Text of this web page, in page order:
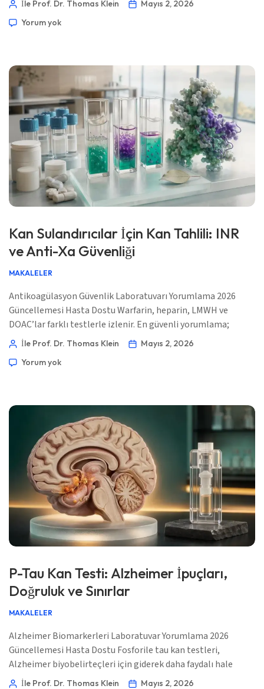
gerektiğini bilmektir. 📖 ~11 dakika 📅 2 Mayıs 2026 📝
İle Prof. Dr. Thomas Klein
Mayıs 2, 2026
Yorum yok
Kan Sulandırıcılar İçin Kan Tahlili: INR
ve Anti-Xa Güvenliği
MAKALELER
Antikoagülasyon Güvenlik Laboratuvarı Yorumlama 2026
Güncellemesi Hasta Dostu Warfarin, heparin, LMWH ve
DOAC’lar farklı testlerle izlenir. En güvenli yorumlama;
zamanlama, böbrek fonksiyonu, kanama belirtileri ve ilacın
Yayınlandı: 2 Mayıs 2026 🩺 Tıbbi Olarak İncelendi: 2 Mayıs
İle Prof. Dr. Thomas Klein
Mayıs 2, 2026
Yorum yok
P-Tau Kan Testi: Alzheimer İpuçları,
Doğruluk ve Sınırlar
MAKALELER
Alzheimer Biomarkerleri Laboratuvar Yorumlama 2026
Güncellemesi Hasta Dostu Fosforile tau kan testleri,
Alzheimer biyobelirteçleri için giderek daha faydalı hale
geliyor; ancak bu bir evde tanı koyma yöntemi değildir. Sonuç
İle Prof. Dr. Thomas Klein
Mayıs 2, 2026